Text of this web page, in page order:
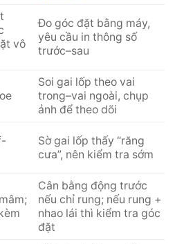
vô
Đo góc đặt bằng máy,
yêu cầu in thông số
trước–sau
Soi gai lốp theo vai
trong–vai ngoài, chụp
ảnh để theo dõi
Sờ gai lốp thấy “răng
cưa”, nên kiểm tra sớm
Cân bằng động trước
nếu chỉ rung; nếu rung +
nhao lái thì kiểm tra góc
đặt